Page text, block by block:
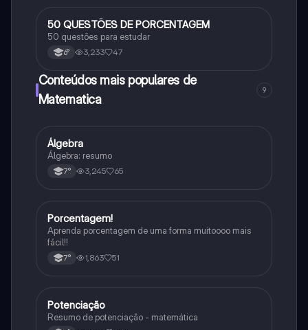
Matematica
50 QUESTÕES DE PORCENTAGEM
50 questões para estudar
6° 3,233 47
Conteúdos mais populares de
Matematica
9
Matematica
Álgebra
Álgebra: resumo
7° 3,245 65
Matematica
Porcentagem!
Aprenda porcentagem de uma forma muitoooo mais
fácil!!
7° 1,863 51
Matematica
Potenciação
Resumo de potenciação - matemática